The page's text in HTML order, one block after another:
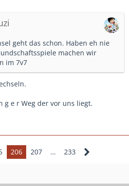
geht das schon. Haben eh nie
machen wir
im 7v7
g e r Weg der vor uns liegt.
206 207 … 233